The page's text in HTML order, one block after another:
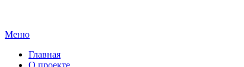
Меню
Главная
О проекте